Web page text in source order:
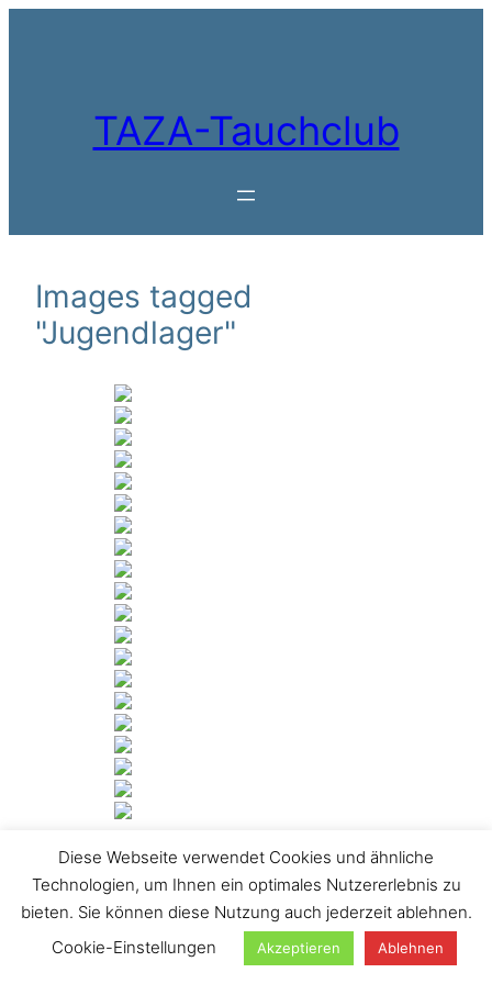
TAZA-Tauchclub
Images tagged
"Jugendlager"
[ZEIGE DIASHOW]
1 2 ►
Suchen
Diese Webseite verwendet Cookies und ähnliche
Technologien, um Ihnen ein optimales Nutzererlebnis zu
bieten. Sie können diese Nutzung auch jederzeit ablehnen.
Cookie-Einstellungen
Akzeptieren Ablehnen